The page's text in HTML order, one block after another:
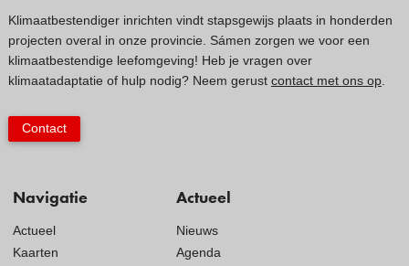
Navigatie
Actueel
Kaarten
Actueel
Nieuws
Agenda
Klimaatbestendiger inrichten vindt stapsgewijs plaats in honderden
projecten overal in onze provincie. Sámen zorgen we voor een
klimaatbestendige leefomgeving! Heb je vragen over
klimaatadaptatie of hulp nodig? Neem gerust contact met ons op.
Contact